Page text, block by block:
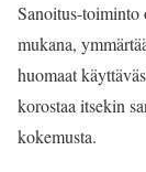
Sanoitus-toiminto
mukana,
huomaat
korostaa itsekin
kokemusta.